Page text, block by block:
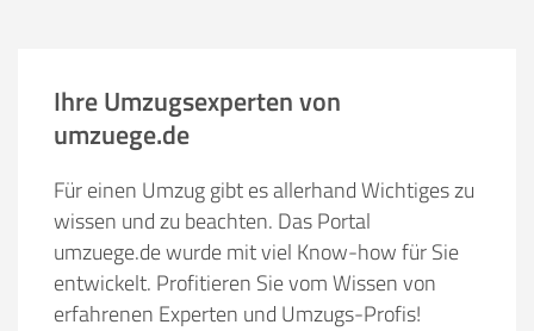
Ihre Umzugsexperten von
umzuege.de
Für einen Umzug gibt es allerhand Wichtiges zu
wissen und zu beachten. Das Portal
umzuege.de wurde mit viel Know-how für Sie
entwickelt. Profitieren Sie vom Wissen von
erfahrenen Experten und Umzugs-Profis!